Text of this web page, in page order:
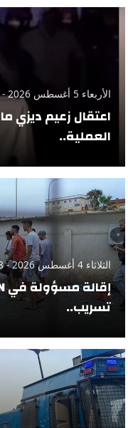
الأربعاء 5 أغسطس 2026 - 09:45
اعتقال زعيم ديزي
العملية..
الثلاثاء 4 أغسطس 2026 - 18:38
تسريب..